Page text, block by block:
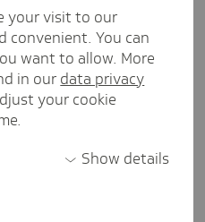
den
Kommentaren
your visit to our
convenient. You can
want to allow. More
in our data privacy
your cookie
Show details